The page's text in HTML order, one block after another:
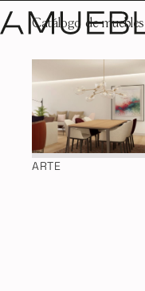
Catálogo de
ARTE